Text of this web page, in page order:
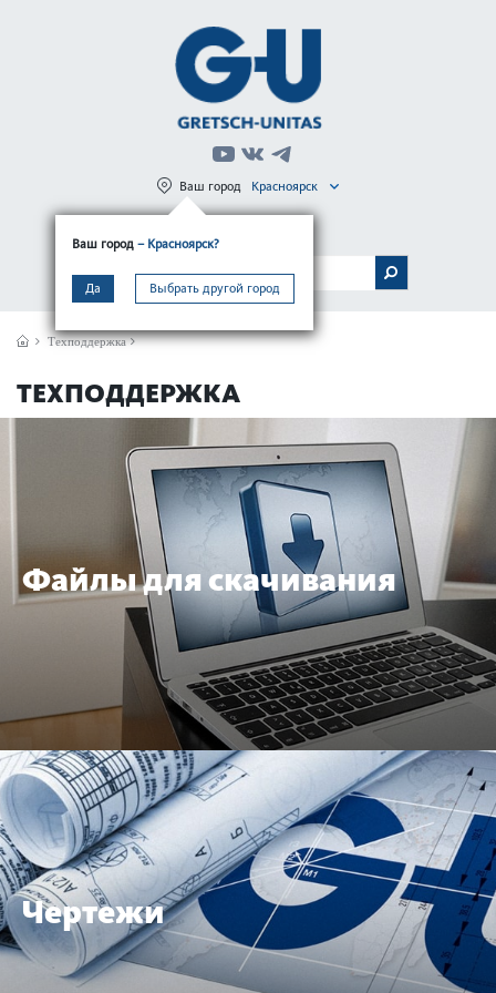
Ваш город – Красноярск?
Да Выбрать другой город
Ваш город Красноярск
МЕНЮ
Техподдержка
ТЕХПОДДЕРЖКА
Файлы для скачивания
Чертежи